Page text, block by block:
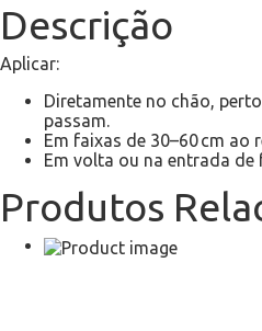
Descrição
Aplicar:
Diretamente no chão,
passam.
Em faixas de 30–60 cm ao
Em volta ou na entrada de
Produtos